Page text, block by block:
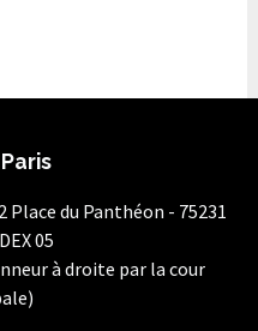
Place du Panthéon - 75231
05
à droite par la cour